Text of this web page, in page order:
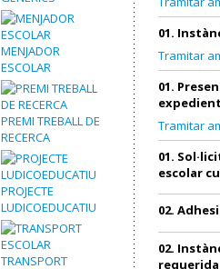
MENJADOR
ESCOLAR
PREMI TREBALL DE
RECERCA
PROJECTE
LUDICOEDUCATIU
TRANSPORT
01.
Tramitar
01.
Tramitar
01.
escolar
02.
02.